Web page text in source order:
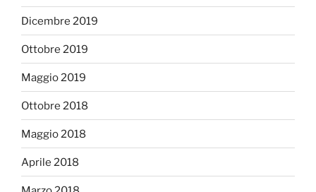
Dicembre 2019
Ottobre 2019
Maggio 2019
Ottobre 2018
Maggio 2018
Aprile 2018